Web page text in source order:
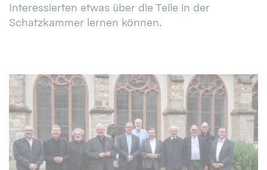
Interessierten etwas über die Teile in der
Schatzkammer lernen können.